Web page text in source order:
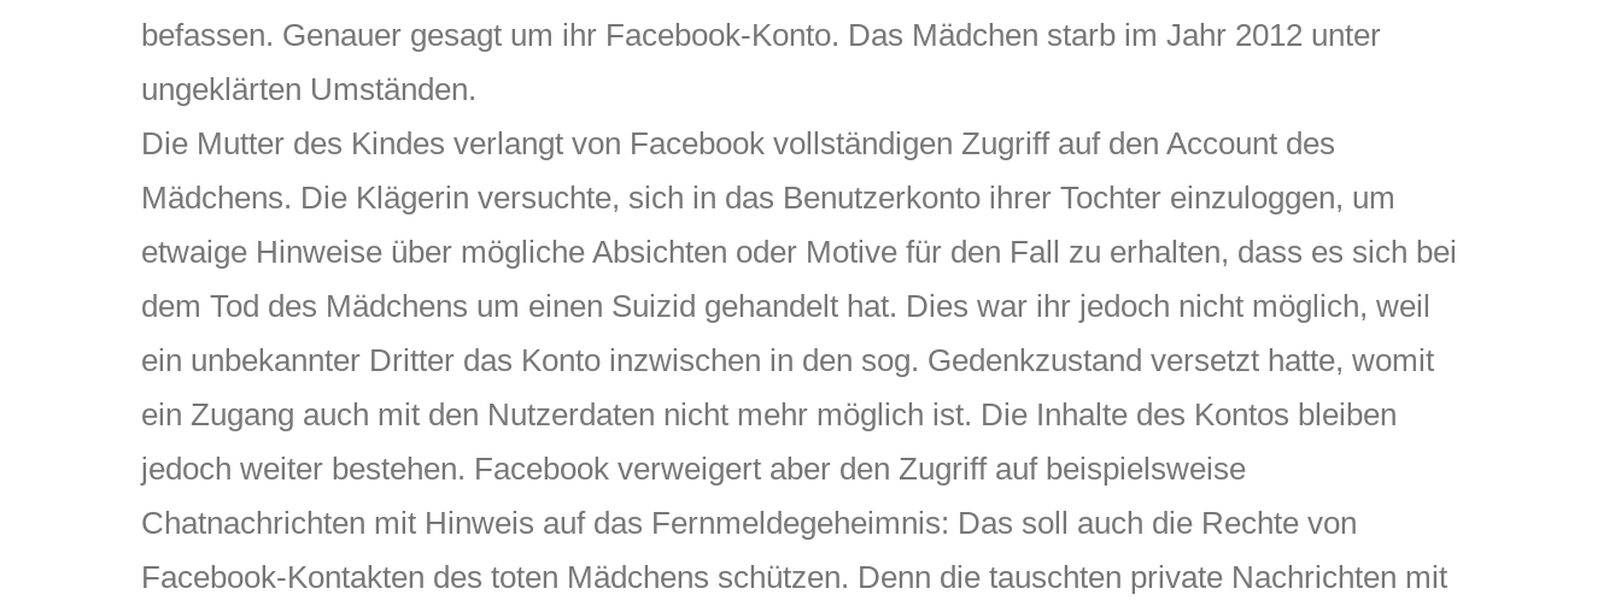
befassen. Genauer gesagt um ihr Facebook-Konto. Das Mädchen starb im Jahr 2012 unter
ungeklärten Umständen.
Die Mutter des Kindes verlangt von Facebook vollständigen Zugriff auf den Account des
Mädchens. Die Klägerin versuchte, sich in das Benutzerkonto ihrer Tochter einzuloggen, um
etwaige Hinweise über mögliche Absichten oder Motive für den Fall zu erhalten, dass es sich bei
dem Tod des Mädchens um einen Suizid gehandelt hat. Dies war ihr jedoch nicht möglich, weil
ein unbekannter Dritter das Konto inzwischen in den sog. Gedenkzustand versetzt hatte, womit
ein Zugang auch mit den Nutzerdaten nicht mehr möglich ist. Die Inhalte des Kontos bleiben
jedoch weiter bestehen. Facebook verweigert aber den Zugriff auf beispielsweise
Chatnachrichten mit Hinweis auf das Fernmeldegeheimnis: Das soll auch die Rechte von
Facebook-Kontakten des toten Mädchens schützen. Denn die tauschten private Nachrichten mit